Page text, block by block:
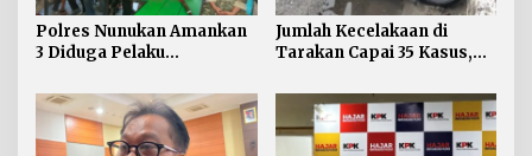
Polres Nunukan Amankan
3 Diduga Pelaku
Jumlah Kecelakaan di
Tarakan Capai 35 Kasus,
Pengendara di Bawah
Umur